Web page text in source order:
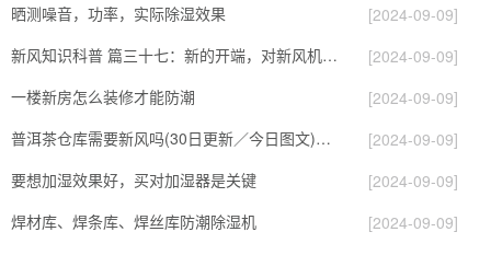
晒测噪音，功率，实际除湿效果
[2024-09-09]
新风知识科普 篇三十七：新的开端，对新风机更深入的了解，从壁挂到吊顶，从单进风到双向流
[2024-09-09]
一楼新房怎么装修才能防潮
[2024-09-09]
普洱茶仓库需要新风吗(30日更新／今日图文)2023已更新
[2024-09-09]
要想加湿效果好，买对加湿器是关键
[2024-09-09]
焊材库、焊条库、焊丝库防潮除湿机
[2024-09-09]